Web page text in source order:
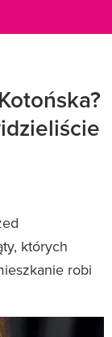
których
robi